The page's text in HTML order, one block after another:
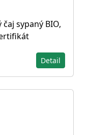
sypaný BIO,
Detail